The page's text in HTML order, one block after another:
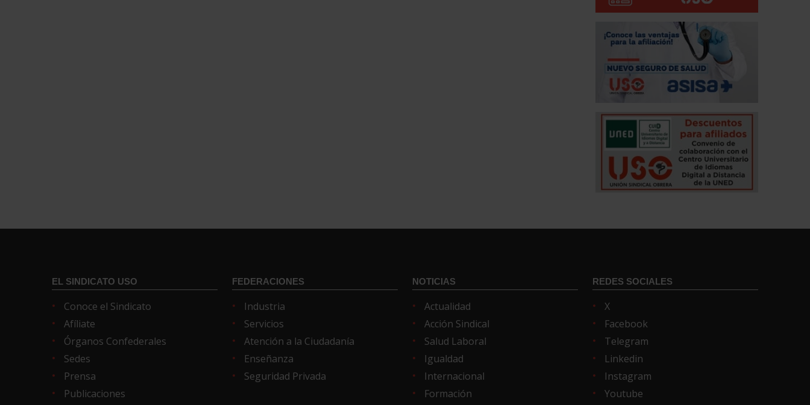
EL SINDICATO USO
Conoce el Sindicato
Afíliate
Órganos Confederales
Sedes
Prensa
Publicaciones
FEDERACIONES
Industria
Servicios
Atención a la Ciudadanía
Enseñanza
Seguridad Privada
NOTICIAS
Actualidad
Acción Sindical
Salud Laboral
Igualdad
Internacional
Formación
REDES SOCIALES
X
Facebook
Telegram
Linkedin
Instagram
Youtube